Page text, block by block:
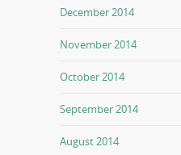
December 2014
November 2014
October 2014
September 2014
August 2014